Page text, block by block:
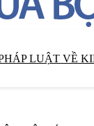
LUẬT VỀ